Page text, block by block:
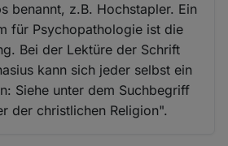
benannt, z.B. Hochstapler. Ein
für Psychopathologie ist die
Bei der Lektüre der Schrift
kann sich jeder selbst ein
Siehe unter dem Suchbegriff
der christlichen Religion".